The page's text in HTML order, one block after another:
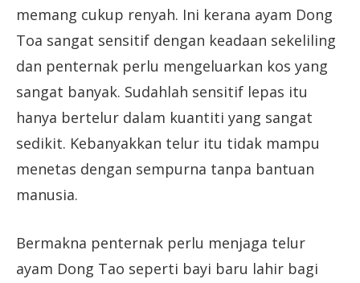
memang cukup renyah. Ini kerana ayam Dong
Toa sangat sensitif dengan keadaan sekeliling
dan penternak perlu mengeluarkan kos yang
sangat banyak. Sudahlah sensitif lepas itu
hanya bertelur dalam kuantiti yang sangat
sedikit. Kebanyakkan telur itu tidak mampu
menetas dengan sempurna tanpa bantuan
manusia.
Bermakna penternak perlu menjaga telur
ayam Dong Tao seperti bayi baru lahir bagi